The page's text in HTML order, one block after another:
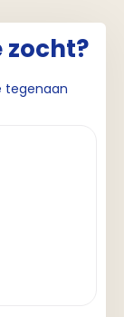
zocht?
tegenaan